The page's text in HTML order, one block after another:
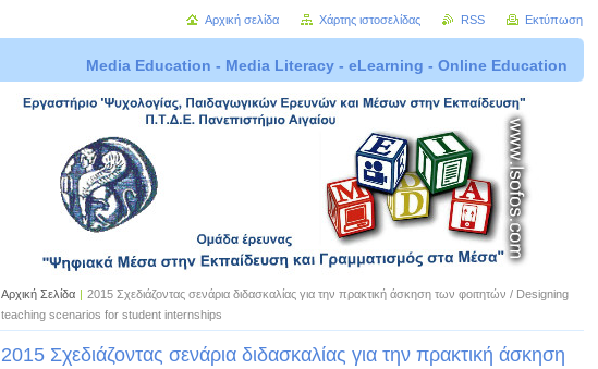
Media Education - Media Literacy - eLearning - Online Education
Αρχική Σελίδα | 2015 Σχεδιάζοντας σενάρια διδασκαλίας για την πρακτική άσκηση των φοιτητών / Designing
teaching scenarios for student internships
2015 Σχεδιάζοντας σενάρια διδασκαλίας για την πρακτική άσκηση
Αρχική σελίδα Χάρτης ιστοσελίδας RSS Εκτύπωση